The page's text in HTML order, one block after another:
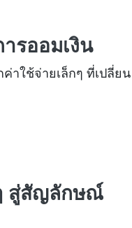
รออมเงิน
าใช้จ่ายเล็กๆ ที่เปลี่ยน
สู่สัญลักษณ์